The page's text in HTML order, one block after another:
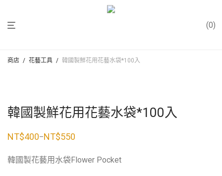
0
商店 / 花藝工具 / 韓國製鮮花用花藝水袋*100入
韓國製鮮花用花藝水袋*100入
NT$400–NT$550
價
圍：
韓國製花藝用水袋Flower Pocket